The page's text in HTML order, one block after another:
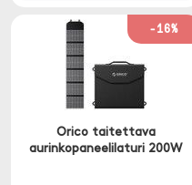
-16%
Orico taitettava
aurinkopaneelilaturi 200W